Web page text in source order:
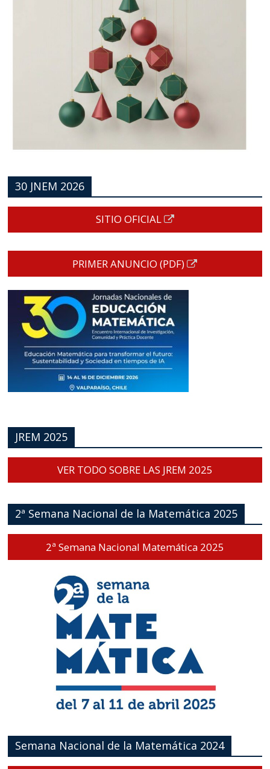
30 JNEM 2026
SITIO OFICIAL
PRIMER ANUNCIO (PDF)
JREM 2025
VER TODO SOBRE LAS JREM 2025
2ª Semana Nacional de la Matemática 2025
2ª Semana Nacional Matemática 2025
Semana Nacional de la Matemática 2024